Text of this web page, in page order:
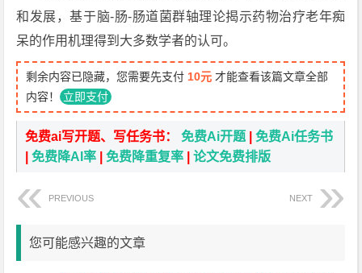
和发展，基于脑-肠-肠道菌群轴理论揭示药物治疗老年痴
呆的作用机理得到大多数学者的认可。
剩余内容已隐藏，您需要先支付 10元 才能查看该篇文章全部
内容！ 立即支付
免费ai写开题、写任务书：免费Ai开题 |免费Ai任务书
|免费降AI率 |免费降重复率 |论文免费排版
PREVIOUS NEXT
您可能感兴趣的文章